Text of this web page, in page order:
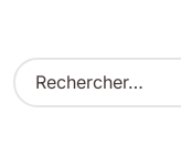
R
e